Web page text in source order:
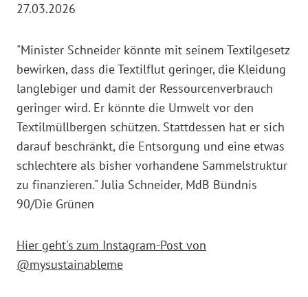
27.03.2026
"Minister Schneider könnte mit seinem Textilgesetz
bewirken, dass die Textilflut geringer, die Kleidung
langlebiger und damit der Ressourcenverbrauch
geringer wird. Er könnte die Umwelt vor den
Textilmüllbergen schützen. Stattdessen hat er sich
darauf beschränkt, die Entsorgung und eine etwas
schlechtere als bisher vorhandene Sammelstruktur
zu finanzieren." Julia Schneider, MdB Bündnis
90/Die Grünen
Hier geht's zum Instagram-Post von
@mysustainableme